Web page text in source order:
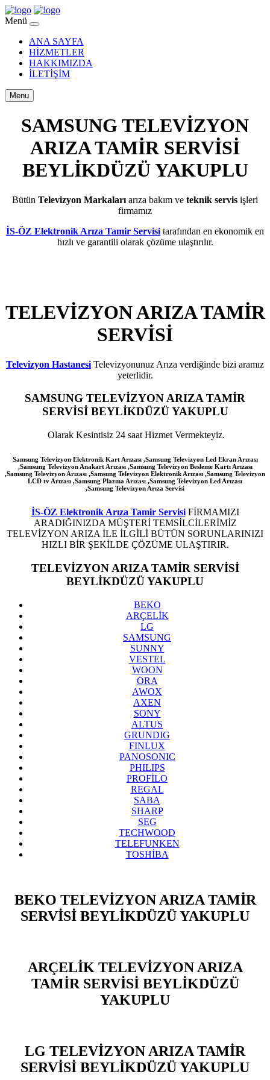
Menü
ANA SAYFA
HİZMETLER
HAKKIMIZDA
İLETİŞİM
Menu
SAMSUNG TELEVİZYON
ARIZA TAMİR SERVİSİ
BEYLİKDÜZÜ YAKUPLU
Bütün Televizyon Markaları arıza bakım ve teknik servis işleri
firmamız
İS-ÖZ Elektronik Arıza Tamir Servisi tarafından en ekonomik en
hızlı ve garantili olarak çözüme ulaştırılır.
TELEVİZYON ARIZA TAMİR
SERVİSİ
Televizyon Hastanesi Televizyonunuz Arıza verdiğinde bizi aramız
yeterlidir.
SAMSUNG TELEVİZYON ARIZA TAMİR
SERVİSİ BEYLİKDÜZÜ YAKUPLU
Olarak Kesintisiz 24 saat Hizmet Vermekteyiz.
Samsung Televizyon Elektronik Kart Arızası ,Samsung Televizyon Led Ekran Arızası
,Samsung Televizyon Anakart Arızası ,Samsung Televizyon Besleme Kartı Arızası
,Samsung Televizyon Arızası ,Samsung Televizyon Elektronik Arızası ,Samsung Televizyon
LCD tv Arızası ,Samsung Plazma Arızası ,Samsung Televizyon Led Arızası
,Samsung Televizyon Arıza Servisi
İS-ÖZ Elektronik Arıza Tamir ServisiFİRMAMIZI
ARADIĞINIZDA MÜŞTERİ TEMSİLCİLERİMİZ
TELEVİZYON ARIZA İLE İLGİLİ BÜTÜN SORUNLARINIZI
HIZLI BİR ŞEKİLDE ÇÖZÜME ULAŞTIRIR.
TELEVİZYON ARIZA TAMİR SERVİSİ
BEYLİKDÜZÜ YAKUPLU
BEKO
ARÇELİK
LG
SAMSUNG
SUNNY
VESTEL
WOON
ORA
AWOX
AXEN
SONY
ALTUS
GRUNDIG
FINLUX
PANOSONIC
PHILIPS
PROFİLO
REGAL
SABA
SHARP
SEG
TECHWOOD
TELEFUNKEN
TOSHİBA
BEKO TELEVİZYON ARIZA TAMİR
SERVİSİ BEYLİKDÜZÜ YAKUPLU
ARÇELİK TELEVİZYON ARIZA
TAMİR SERVİSİ BEYLİKDÜZÜ
YAKUPLU
LG TELEVİZYON ARIZA TAMİR
SERVİSİ BEYLİKDÜZÜ YAKUPLU